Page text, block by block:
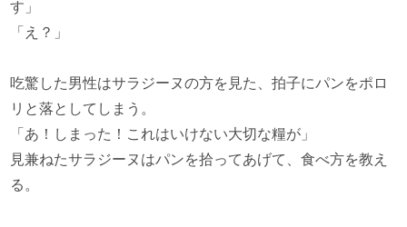
す」
「え？」
吃驚した男性はサラジーヌの方を見た、拍子にパンをポロ
リと落としてしまう。
「あ！しまった！これはいけない大切な糧が」
見兼ねたサラジーヌはパンを拾ってあげて、食べ方を教え
る。